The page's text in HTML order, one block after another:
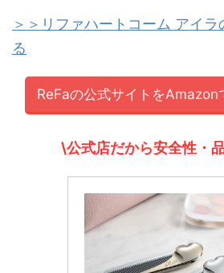
＞＞リファハートコーム アイ
る
ReFaの公式サイトをAmazon
\公式店だから安全性・